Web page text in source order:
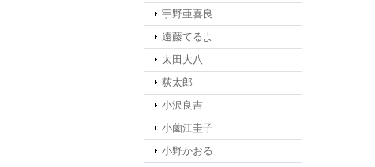
宇野亜喜良
遠藤てるよ
太田大八
荻太郎
小沢良吉
小薗江圭子
小野かおる